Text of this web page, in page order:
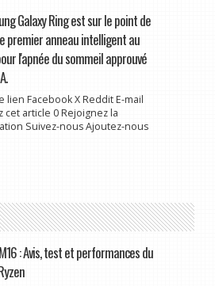
Galaxy Ring est sur le point de
premier anneau intelligent au
l'apnée du sommeil approuvé
lien Facebook X Reddit E-mail
cet article 0 Rejoignez la
Suivez-nous Ajoutez-nous
: Avis, test et performances du